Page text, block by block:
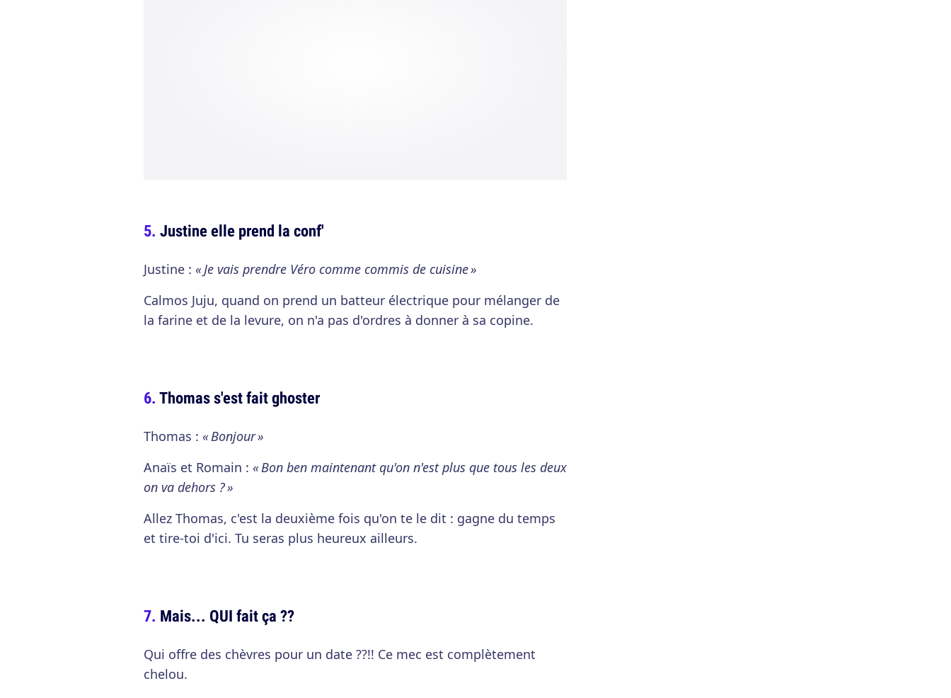
Justine elle prend la conf'
Justine : « Je vais prendre Véro comme commis de cuisine »
Calmos Juju, quand on prend un batteur électrique pour mélanger de
la farine et de la levure, on n'a pas d'ordres à donner à sa copine.
Thomas s'est fait ghoster
Thomas : « Bonjour »
Anaïs et Romain : « Bon ben maintenant qu'on n'est plus que tous les deux
on va dehors ? »
Allez Thomas, c'est la deuxième fois qu'on te le dit : gagne du temps
et tire-toi d'ici. Tu seras plus heureux ailleurs.
Mais... QUI fait ça ??
Qui offre des chèvres pour un date ??!! Ce mec est complètement
chelou.